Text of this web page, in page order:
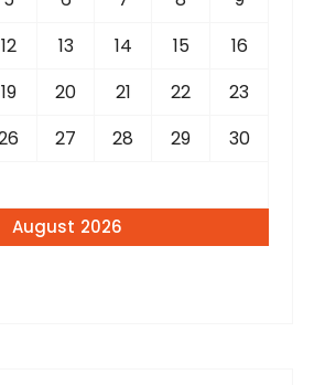
August 2026
12 13 14 15
16
19 20 21 22
23
27 28 29
30